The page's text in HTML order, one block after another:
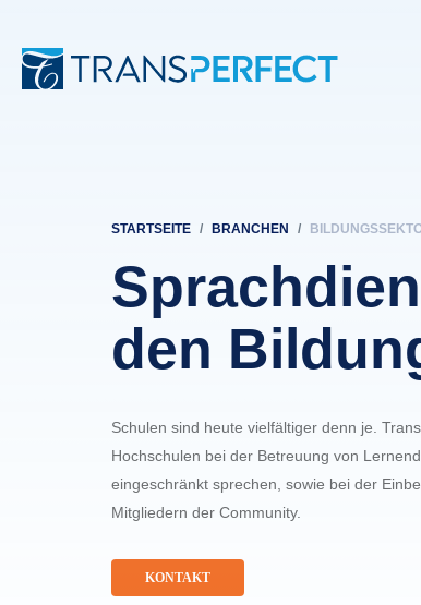
Pfadnavigation
STARTSEITE BRANCHEN
den
Schulen sind heute vielfältiger denn je.
Hochschulen bei der Betreuung von
eingeschränkt sprechen, sowie bei der
Mitgliedern der Community.
KONTAKT